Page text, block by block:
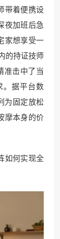
带着便携设
夜加班后急
家想享受一
的持证技师
准击中了当
。据平台数
为固定放松
摩本身的价
如何实现全